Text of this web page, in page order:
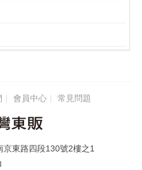
會員中心 常見問題
京東路四段130號2樓之1